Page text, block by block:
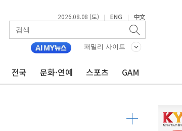
2026.08.08 (토) | ENG | 中文
패밀리 사이트
전국 문화·연예 스포츠 GAM